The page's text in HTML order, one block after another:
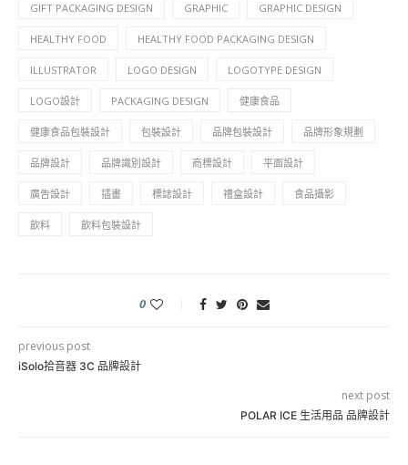
GIFT PACKAGING DESIGN GRAPHIC GRAPHIC DESIGN
HEALTHY FOOD HEALTHY FOOD PACKAGING DESIGN
ILLUSTRATOR LOGO DESIGN LOGOTYPE DESIGN
LOGO設計 PACKAGING DESIGN 健康食品
健康食品包裝設計 包裝設計 品牌包裝設計 品牌形象規劃
品牌設計 品牌識別設計 商標設計 平面設計
廣告設計 插畫 標誌設計 禮盒設計 食品攝影
飲料 飲料包裝設計
0
previous post
iSolo拾音器 3C 品牌設計
next post
POLAR ICE 生活用品 品牌設計